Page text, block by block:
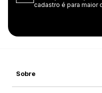
cadastro é para maior
Sobre